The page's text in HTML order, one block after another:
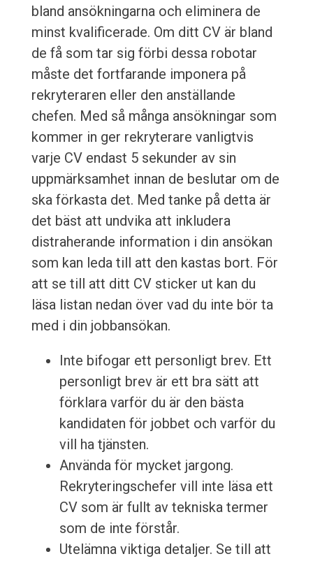
bland ansökningarna och eliminera de
minst kvalificerade. Om ditt CV är bland
de få som tar sig förbi dessa robotar
måste det fortfarande imponera på
rekryteraren eller den anställande
chefen. Med så många ansökningar som
kommer in ger rekryterare vanligtvis
varje CV endast 5 sekunder av sin
uppmärksamhet innan de beslutar om de
ska förkasta det. Med tanke på detta är
det bäst att undvika att inkludera
distraherande information i din ansökan
som kan leda till att den kastas bort. För
att se till att ditt CV sticker ut kan du
läsa listan nedan över vad du inte bör ta
med i din jobbansökan.
Inte bifogar ett personligt brev. Ett
personligt brev är ett bra sätt att
förklara varför du är den bästa
kandidaten för jobbet och varför du
vill ha tjänsten.
Använda för mycket jargong.
Rekryteringschefer vill inte läsa ett
CV som är fullt av tekniska termer
som de inte förstår.
Utelämna viktiga detaljer. Se till att